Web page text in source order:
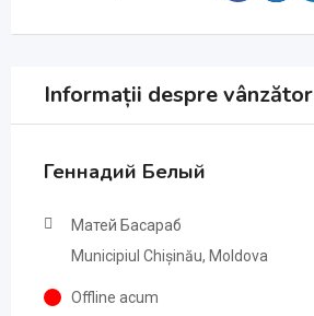
Informații despre vânzător
Геннадий Белый
Матей Басараб
Municipiul Chișinău, Moldova
Offline acum